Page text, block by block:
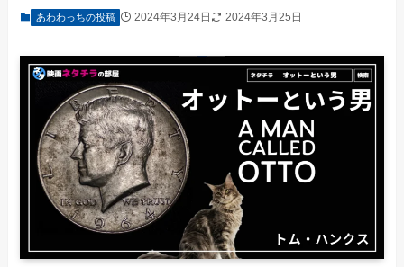
あわわっちの投稿 2024年3月24日 2024年3月25日